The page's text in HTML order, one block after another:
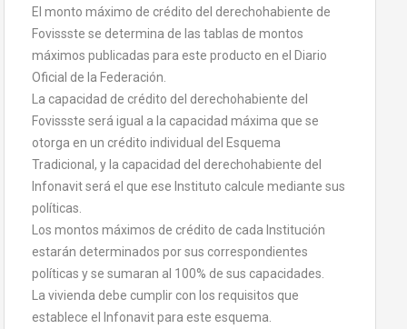
El monto máximo de crédito del derechohabiente de
Fovissste se determina de las tablas de montos
máximos publicadas para este producto en el Diario
Oficial de la Federación.
La capacidad de crédito del derechohabiente del
Fovissste será igual a la capacidad máxima que se
otorga en un crédito individual del Esquema
Tradicional, y la capacidad del derechohabiente del
Infonavit será el que ese Instituto calcule mediante sus
políticas.
Los montos máximos de crédito de cada Institución
estarán determinados por sus correspondientes
políticas y se sumaran al 100% de sus capacidades.
La vivienda debe cumplir con los requisitos que
establece el Infonavit para este esquema.